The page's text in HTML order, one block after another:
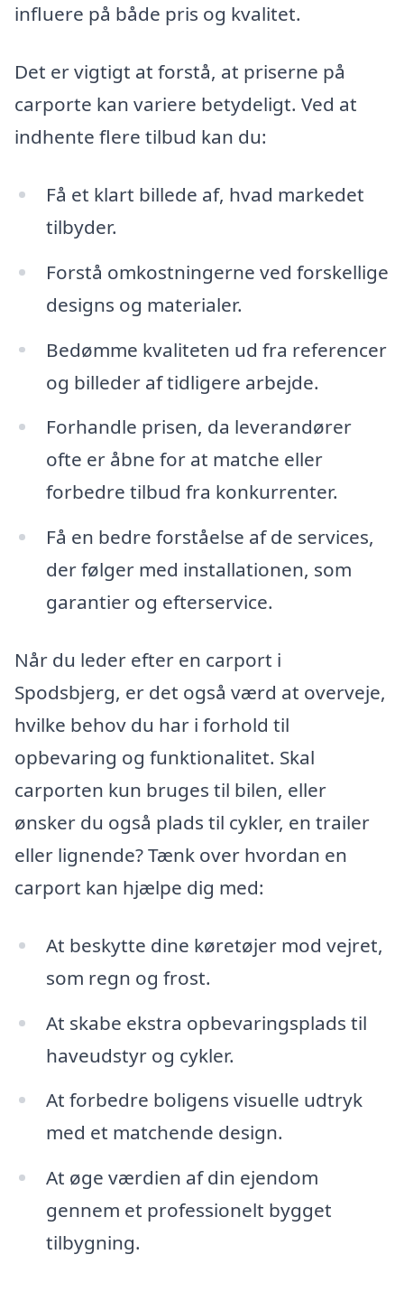
influere på både pris og kvalitet.
Det er vigtigt at forstå, at priserne på
carporte kan variere betydeligt. Ved at
indhente flere tilbud kan du:
Få et klart billede af, hvad markedet
tilbyder.
Forstå omkostningerne ved forskellige
designs og materialer.
Bedømme kvaliteten ud fra referencer
og billeder af tidligere arbejde.
Forhandle prisen, da leverandører
ofte er åbne for at matche eller
forbedre tilbud fra konkurrenter.
Få en bedre forståelse af de services,
der følger med installationen, som
garantier og efterservice.
Når du leder efter en carport i
Spodsbjerg, er det også værd at overveje,
hvilke behov du har i forhold til
opbevaring og funktionalitet. Skal
carporten kun bruges til bilen, eller
ønsker du også plads til cykler, en trailer
eller lignende? Tænk over hvordan en
carport kan hjælpe dig med:
At beskytte dine køretøjer mod vejret,
som regn og frost.
At skabe ekstra opbevaringsplads til
haveudstyr og cykler.
At forbedre boligens visuelle udtryk
med et matchende design.
At øge værdien af din ejendom
gennem et professionelt bygget
tilbygning.